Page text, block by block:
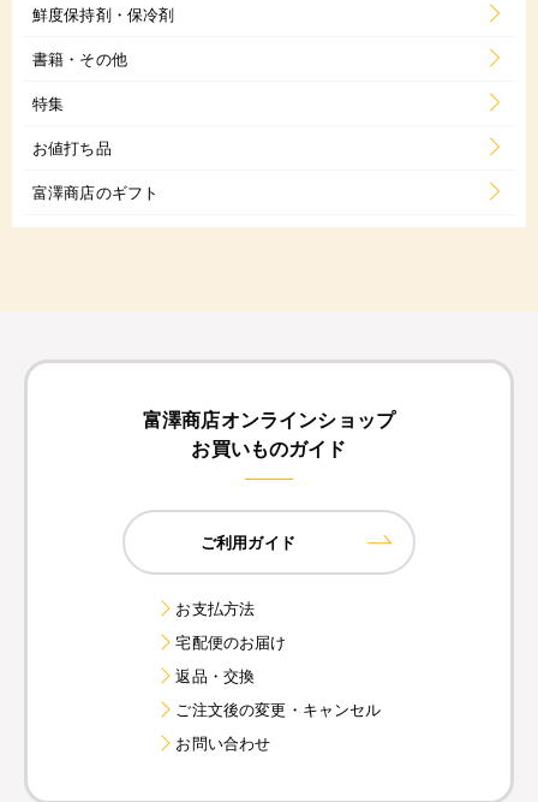
鮮度保持剤・保冷剤
書籍・その他
特集
お値打ち品
富澤商店のギフト
富澤商店オンラインショップ
お買いものガイド
ご利用ガイド
お支払方法
宅配便のお届け
返品・交換
ご注文後の変更・キャンセル
お問い合わせ